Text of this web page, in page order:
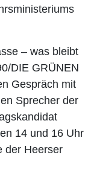
– was bleibt
DIE GRÜNEN
Gespräch mit
Sprecher der
14 und 16 Uhr
der Heerser